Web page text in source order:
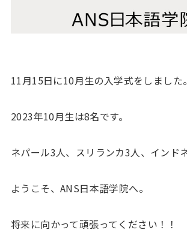
11月15日に10月生の入学式をしました。
2023年10月生は8名です。
ネパール3人、スリランカ3人、インド
ようこそ、ANS日本語学院へ。
将来に向かって頑張ってください！！